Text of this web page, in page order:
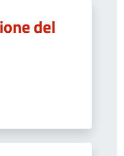
del